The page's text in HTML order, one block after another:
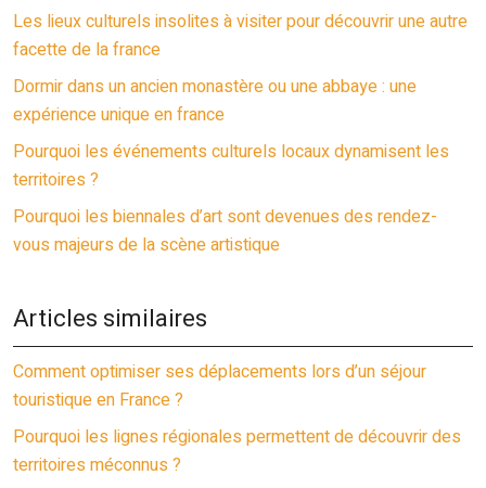
Les lieux culturels insolites à visiter pour découvrir une autre
facette de la france
Dormir dans un ancien monastère ou une abbaye : une
expérience unique en france
Pourquoi les événements culturels locaux dynamisent les
territoires ?
Pourquoi les biennales d’art sont devenues des rendez-
vous majeurs de la scène artistique
Articles similaires
Comment optimiser ses déplacements lors d’un séjour
touristique en France ?
Pourquoi les lignes régionales permettent de découvrir des
territoires méconnus ?